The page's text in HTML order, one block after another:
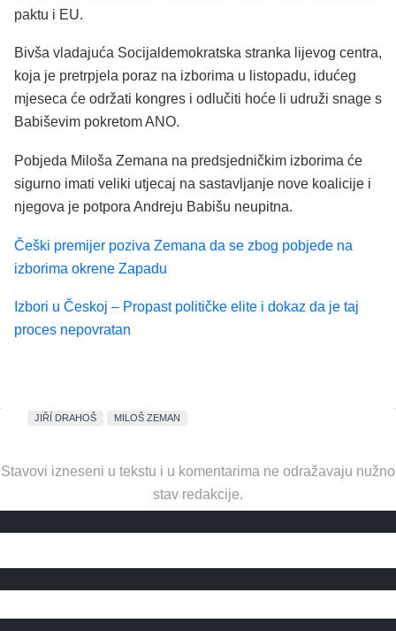
paktu i EU.
Bivša vladajuća Socijaldemokratska stranka lijevog centra,
koja je pretrpjela poraz na izborima u listopadu, idućeg
mjeseca će održati kongres i odlučiti hoće li udruži snage s
Babiševim pokretom ANO.
Pobjeda Miloša Zemana na predsjedničkim izborima će
sigurno imati veliki utjecaj na sastavljanje nove koalicije i
njegova je potpora Andreju Babišu neupitna.
Češki premijer poziva Zemana da se zbog pobjede na
izborima okrene Zapadu
Izbori u Českoj – Propast političke elite i dokaz da je taj
proces nepovratan
JIŘÍ DRAHOŠ MILOŠ ZEMAN
Stavovi izneseni u tekstu i u komentarima ne odražavaju nužno
stav redakcije.